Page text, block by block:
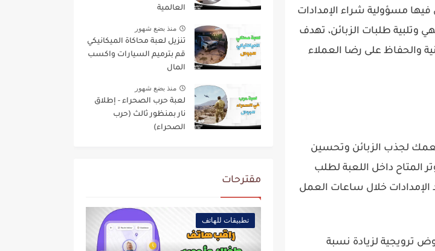
مسؤولية شراء الإمدادات
وتلبية طلبات الزبائن، تهدف
والحفاظ على رضا العملاء
لجذب الزبائن وتحسين
المتاح داخل اللعبة لطلب
خلال ساعات العمل
ترويجية لزيادة نسبة
العالمية
منذ بضع شهور
تنزيل لعبة محاكاة الميكانيكي
قم بترميم السيارات واكسب
المال
منذ بضع شهور
لعبة حرب الصحراء - إطلاق
نار بمنظور ثالث (حرب
الصحراء)
مقترحات
تطبيقات للهاتف